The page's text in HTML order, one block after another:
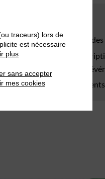
Autonomie des
Outil
Printemps,
Extranet
traceurs) lors de
est nécessaire
plus
mes cookies
sans accepter